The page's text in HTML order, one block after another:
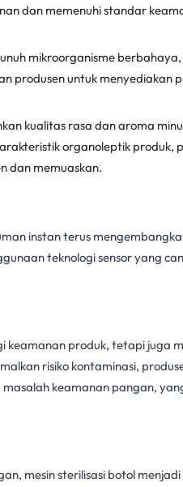
dan memenuhi standar
mikroorganisme
produsen untuk menyediakan
kualitas rasa dan aroma
organoleptik produk,
dan memuaskan.
instanterus
teknologi sensor yang
produk, tetapi juga
risiko kontaminasi,
masalah keamanan pangan,
, mesin sterilisasi botol menjadi